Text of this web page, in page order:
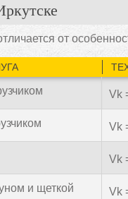
от
Vk
Vk
Vk
и щеткой Vk